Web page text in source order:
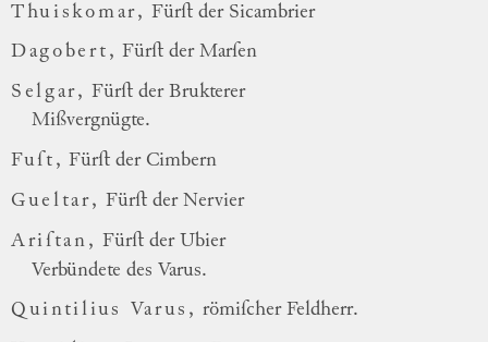
Thuiskomar, Fürſt der Sicambrier
Dagobert, Fürſt der Marſen
Selgar, Fürſt der Brukterer
Mißvergnügte.
Fuſt, Fürſt der Cimbern
Gueltar, Fürſt der Nervier
Ariſtan, Fürſt der Ubier
Verbündete des Varus.
Quintilius Varus, römiſcher Feldherr.